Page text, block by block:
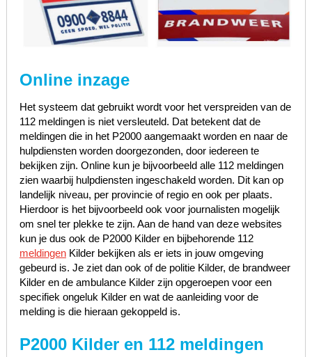
Online inzage
Het systeem dat gebruikt wordt voor het verspreiden van de
112 meldingen is niet versleuteld. Dat betekent dat de
meldingen die in het P2000 aangemaakt worden en naar de
hulpdiensten worden doorgezonden, door iedereen te
bekijken zijn. Online kun je bijvoorbeeld alle 112 meldingen
zien waarbij hulpdiensten ingeschakeld worden. Dit kan op
landelijk niveau, per provincie of regio en ook per plaats.
Hierdoor is het bijvoorbeeld ook voor journalisten mogelijk
om snel ter plekke te zijn. Aan de hand van deze websites
kun je dus ook de P2000 Kilder en bijbehorende 112
meldingenKilder bekijken als er iets in jouw omgeving
gebeurd is. Je ziet dan ook of de politie Kilder, de brandweer
Kilder en de ambulance Kilder zijn opgeroepen voor een
specifiek ongeluk Kilder en wat de aanleiding voor de
melding is die hieraan gekoppeld is.
P2000 Kilder en 112 meldingen